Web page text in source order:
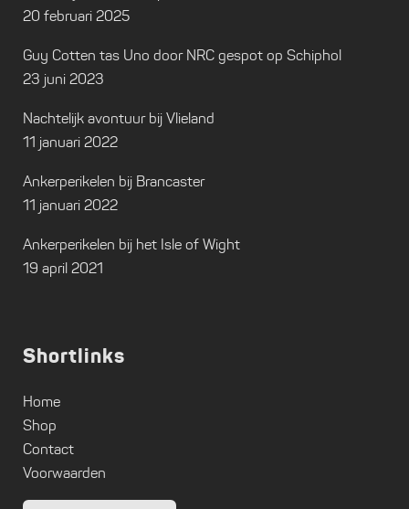
20 februari 2025
Guy Cotten tas Uno door NRC gespot op Schiphol
23 juni 2023
Nachtelijk avontuur bij Vlieland
11 januari 2022
Ankerperikelen bij Brancaster
11 januari 2022
Ankerperikelen bij het Isle of Wight
19 april 2021
Shortlinks
Home
Shop
Contact
Voorwaarden